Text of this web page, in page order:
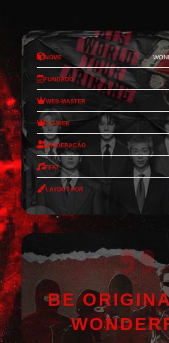
Nome
Fundado
Web-Master
Co-Web
Moderação
Feat
Layout por
BE